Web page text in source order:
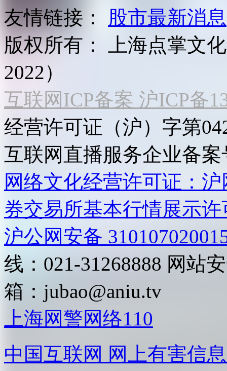
友情链接：
股市最新消息
版权所有：
上海点掌文
2022）
互联网ICP备案 沪ICP备
经营许可证（沪）字第
互联网直播服务企业备案
网络文化经营许可证：
券交易所基本行情展示许
沪公网安备
线：021-31268888 网站
箱： jubao@aniu.tv
上海网警网络110
中国互联网 网上有害信